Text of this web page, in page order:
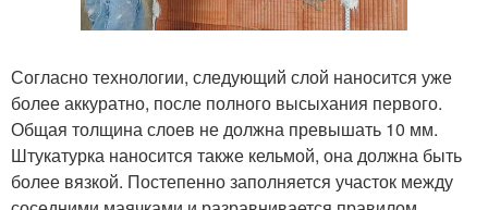
Согласно технологии, следующий слой наносится уже
более аккуратно, после полного высыхания первого.
Общая толщина слоев не должна превышать 10 мм.
Штукатурка наносится также кельмой, она должна быть
более вязкой. Постепенно заполняется участок между